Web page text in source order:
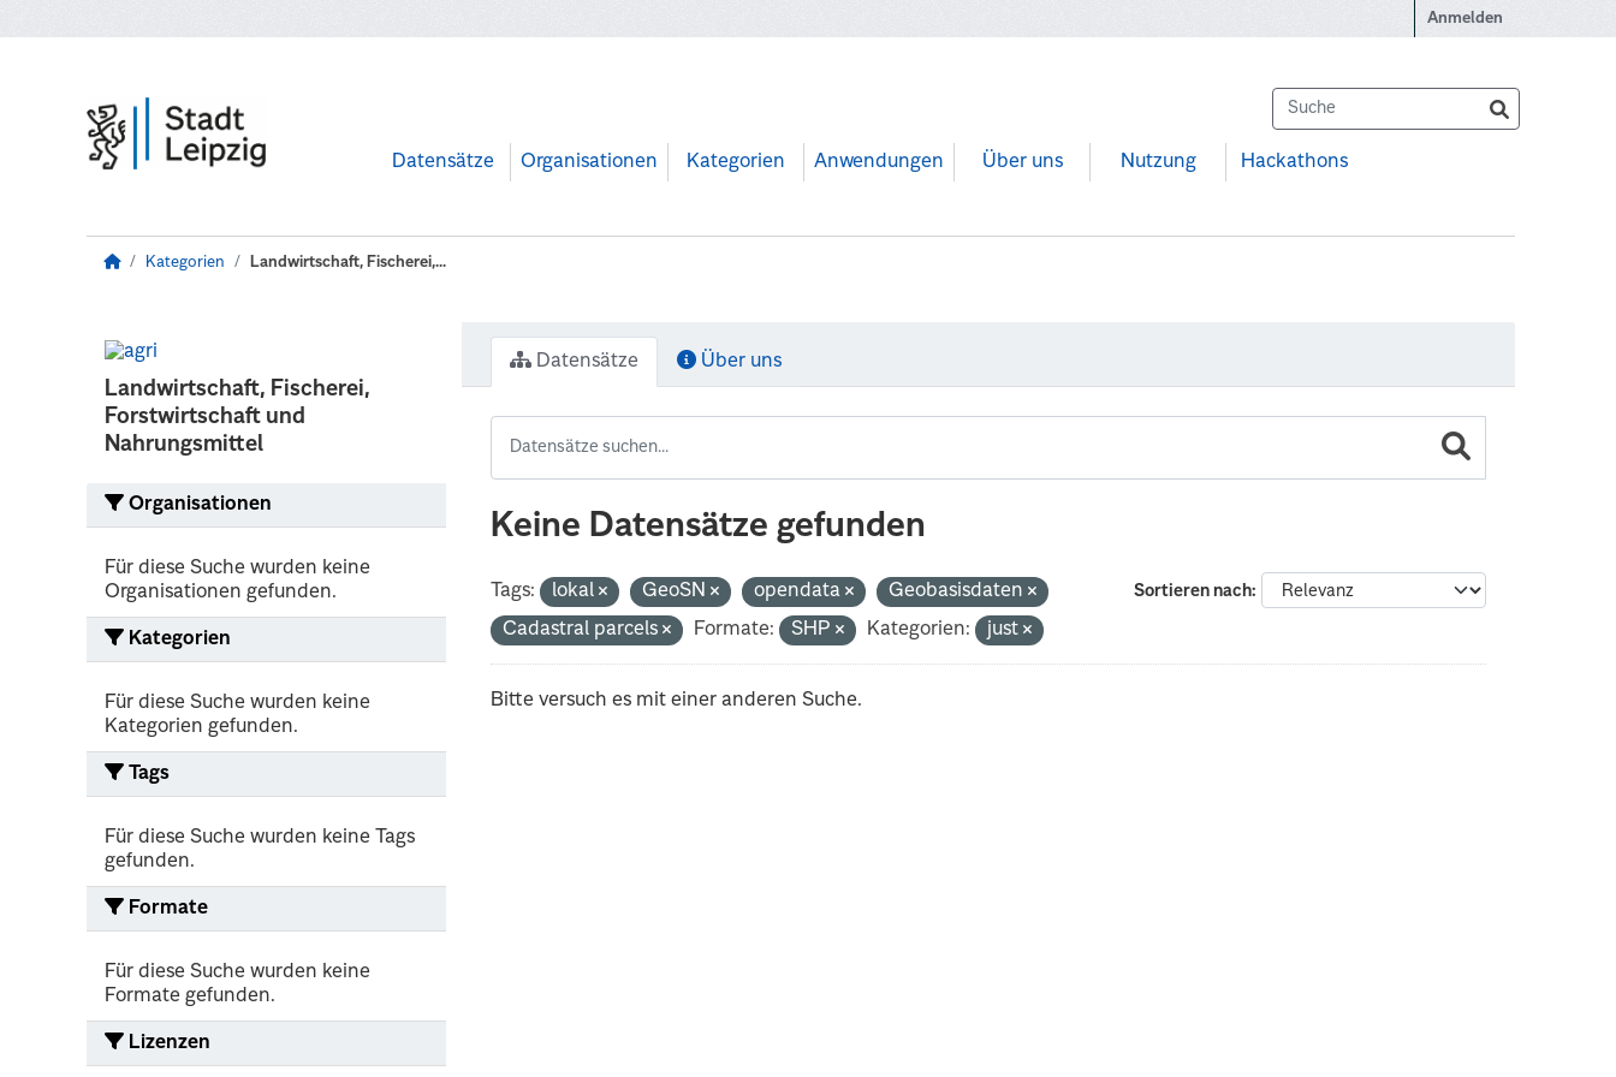
Anmelden
Datensätze Organisationen Kategorien Anwendungen Über uns Nutzung Hackathons
Kategorien Landwirtschaft, Fischerei,...
Landwirtschaft, Fischerei,
Forstwirtschaft und
Nahrungsmittel
Organisationen
Für diese Suche wurden keine
Organisationen gefunden.
Kategorien
Für diese Suche wurden keine
Kategorien gefunden.
Tags
Für diese Suche wurden keine Tags
gefunden.
Formate
Für diese Suche wurden keine
Formate gefunden.
Lizenzen
Datensätze Über uns
Keine Datensätze gefunden
Sortieren nach
Tags: lokal GeoSN opendata
Geobasisdaten
Cadastral parcels
Formate: SHP Kategorien: just
Bitte versuch es mit einer anderen Suche.